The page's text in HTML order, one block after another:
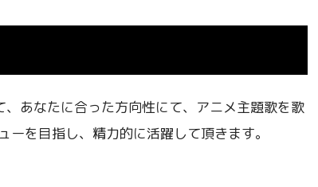
あなたに合った方向性にて、アニメ主題歌を歌
を目指し、精力的に活躍して頂きます。